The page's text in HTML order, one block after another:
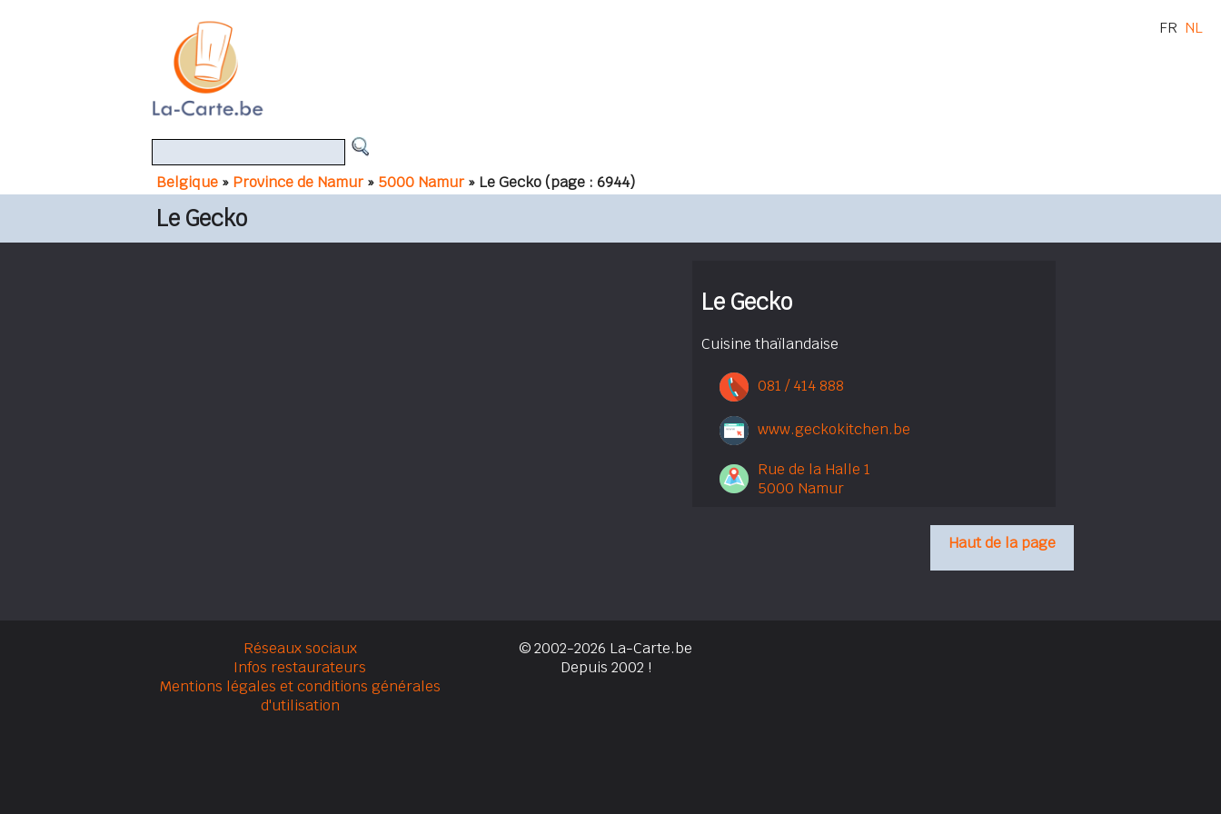
Belgique » Province de Namur» 5000 Namur » Le Gecko(page : 6944)
FR NL
Le Gecko
Le Gecko
Cuisine thaïlandaise
081 / 414 888
www.geckokitchen.be
Rue de la Halle 1
5000 Namur
Haut de la page
Réseaux sociaux
Infos restaurateurs
Mentions légales et conditions générales
d'utilisation
© 2002-2026 La-Carte.be
Depuis 2002 !